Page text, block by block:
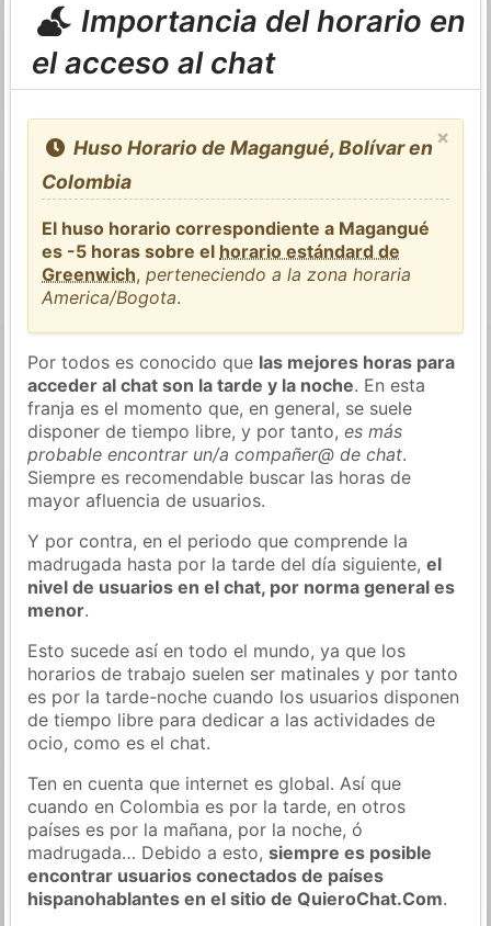
Importancia del horario en
el acceso al chat
×
Huso Horario de Magangué, Bolívar en
Colombia
El huso horario correspondiente a Magangué
es -5 horas sobre el horario estándard de
Greenwich,perteneciendo a la zona horaria
America/Bogota.
Por todos es conocido que las mejores horas para
acceder al chat son la tarde y la noche. En esta
franja es el momento que, en general, se suele
disponer de tiempo libre, y por tanto,es más
probable encontrar un/a compañer@ de chat.
Siempre es recomendable buscar las horas de
mayor afluencia de usuarios.
Y por contra, en el periodo que comprende la
madrugada hasta por la tarde del día siguiente,el
nivel de usuarios en el chat, por norma general es
menor.
Esto sucede así en todo el mundo, ya que los
horarios de trabajo suelen ser matinales y por tanto
es por la tarde-noche cuando los usuarios disponen
de tiempo libre para dedicar a las actividades de
ocio, como es el chat.
Ten en cuenta que internet es global. Así que
cuando en Colombia es por la tarde, en otros
países es por la mañana, por la noche, ó
madrugada… Debido a esto,siempre es posible
encontrar usuarios conectados de países
hispanohablantes en el sitio de QuieroChat.Com.